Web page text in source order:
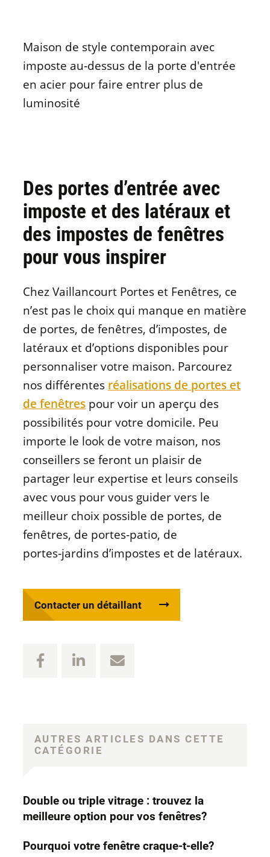
Maison de style contemporain avec
imposte au‑dessus de la porte d'entrée
en acier pour faire entrer plus de
luminosité
Des portes d’entrée avec
imposte et des latéraux et
des impostes de fenêtres
pour vous inspirer
Chez Vaillancourt Portes et Fenêtres, ce
n’est pas le choix qui manque en matière
de portes, de fenêtres, d’impostes, de
latéraux et d’options disponibles pour
personnaliser votre maison. Parcourez
nos différentes réalisations de portes et
de fenêtres pour voir un aperçu des
possibilités pour votre domicile. Peu
importe le look de votre maison, nos
conseillers se feront un plaisir de
partager leur expertise et leurs conseils
avec vous pour vous guider vers le
meilleur choix possible de portes, de
fenêtres, de portes‑patio, de
portes‑jardins d’impostes et de latéraux.
Contacter un détaillant
AUTRES ARTICLES DANS CETTE
CATÉGORIE
Double ou triple vitrage : trouvez la
meilleure option pour vos fenêtres?
Pourquoi votre fenêtre craque-t-elle?